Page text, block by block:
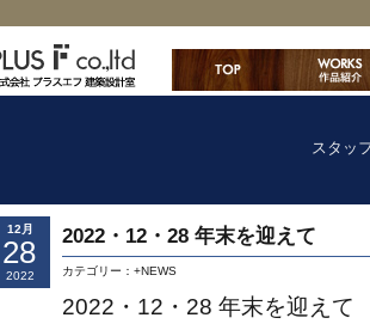
スタッ
12月
28
2022
2022・12・28 年末を迎えて
カテゴリー： +NEWS
2022・12・28 年末を